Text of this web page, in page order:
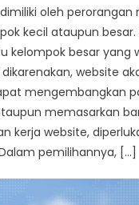
oleh perorangan
kecil ataupun besar.
kelompok besar yang
website
mengembangkan
memasarkan
kerja website,
pemilihannya, […]